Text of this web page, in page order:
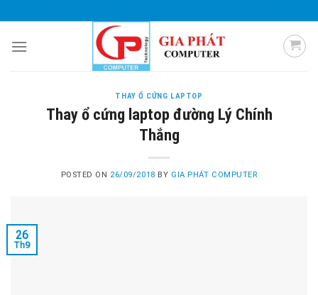
to
content
THAY Ổ CỨNG LAPTOP
Thay ổ cứng laptop đường Lý Chính
Thắng
POSTED ON 26/09/2018 BY GIA PHÁT COMPUTER
26
Th9